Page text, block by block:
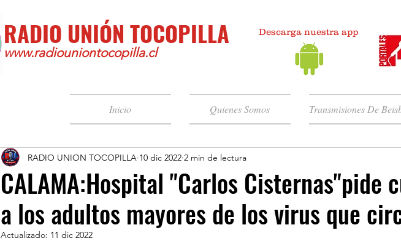
RADIO UNIÓN TOCOPILLA
www.radiouniontocopilla.cl
Descarga nuestra app
Inicio Quienes Somos Transmisiones De
CALAMA:Hospital "Carlos Cisternas"pide
a los adultos mayores de los virus que
RADIO UNION TOCOPILLA 10 dic 2022 2 min de lectura
Actualizado: 11 dic 2022